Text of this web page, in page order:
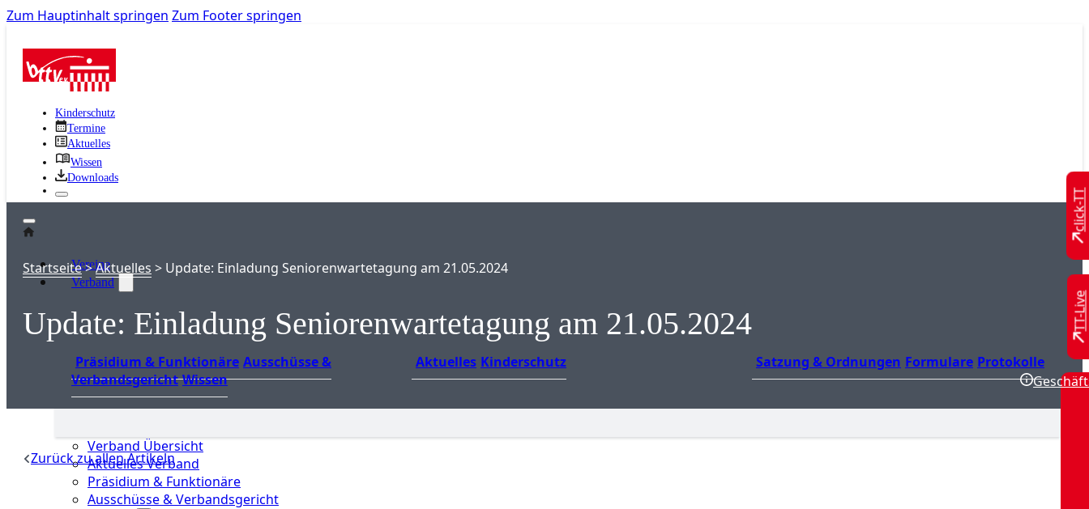
Zum Hauptinhalt springen Zum Footer springen
Kinderschutz
Termine
Aktuelles
Wissen
Downloads
Vereine
Verband
Präsidium & Funktionäre Ausschüsse &
Verbandsgericht Wissen
Aktuelles Kinderschutz Satzung & Ordnungen Formulare Protokolle
Verband Übersicht
Aktuelles Verband
Präsidium & Funktionäre
Ausschüsse & Verbandsgericht
Startseite>Aktuelles > Update: Einladung Seniorenwartetagung am 21.05.2024
Update: Einladung Seniorenwartetagung am 21.05.2024
Zurück zu allen Artikeln
click-TT
TT-Live